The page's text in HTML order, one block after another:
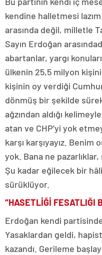
kendine halletmesi
arasında değil, milletle
Sayın Erdoğan
abartanlar, yargı
ülkenin 25,5 milyon
kişinin oy verdiği
dönmüş bir şekilde
ağzından aldığı
atan ve CHP’yi yok
karşı karşıyayız.
yok. Bana ne
Şu kadar eğilecek bir
sürüklüyor.
“HASETLİĞİ FESATLIĞI
Erdoğan kendi
Yasaklardan geldi,
kazandı. Gerileme